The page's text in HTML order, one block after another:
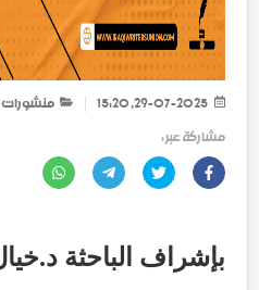
منشورات
مشاركة عبر :
بإشراف الباحثة